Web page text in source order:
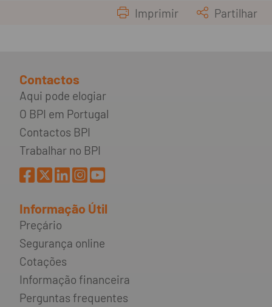
Imprimir Partilhar
Contactos
Aqui pode elogiar
O BPI em Portugal
Contactos BPI
Trabalhar no BPI
Informação Útil
Preçário
Segurança online
Cotações
Informação financeira
Perguntas frequentes